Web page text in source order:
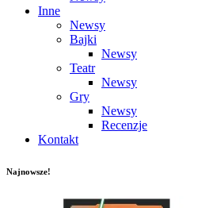
Inne
Newsy
Bajki
Newsy
Teatr
Newsy
Gry
Newsy
Recenzje
Kontakt
Najnowsze!